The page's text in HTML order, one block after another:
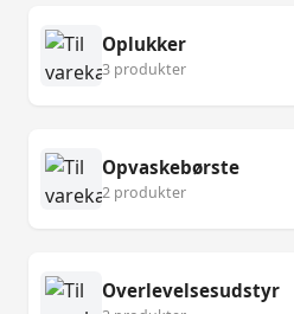
Oplukker
3 produkter
Opvaskebørste
2 produkter
Overlevelsesudstyr